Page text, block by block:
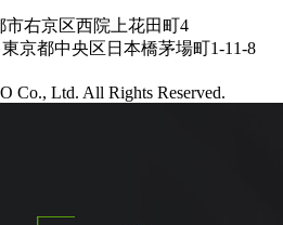
右京区西院上花田町4
京都中央区日本橋茅場町1-11-8
Co., Ltd. All Rights Reserved.